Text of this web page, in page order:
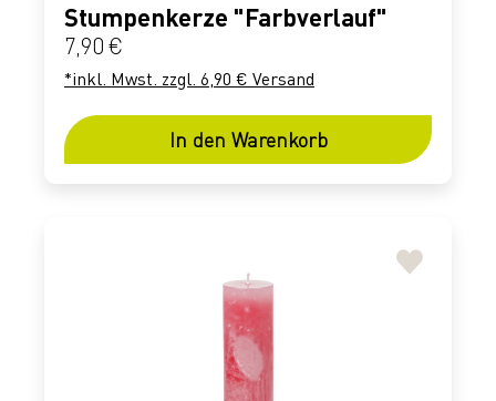
Stumpenkerze "Farbverlauf"
Regulärer Preis:
7,90 €
*inkl. Mwst. zzgl. 6,90 € Versand
In den Warenkorb